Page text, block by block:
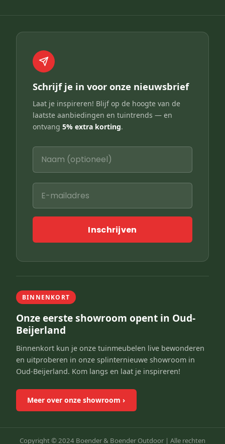
Schrijf je in voor onze nieuwsbrief
Laat je inspireren! Blijf op de hoogte van de
laatste aanbiedingen en tuintrends — en
ontvang 5% extra korting.
Inschrijven
BINNENKORT
Onze eerste showroom opent in Oud-
Beijerland
Binnenkort kun je onze tuinmeubelen live bewonderen
en uitproberen in onze splinternieuwe showroom in
Oud-Beijerland. Kom langs en laat je inspireren!
Meer over onze showroom ›
Copyright © 2024 Boender & Boender Outdoor | Alle rechten